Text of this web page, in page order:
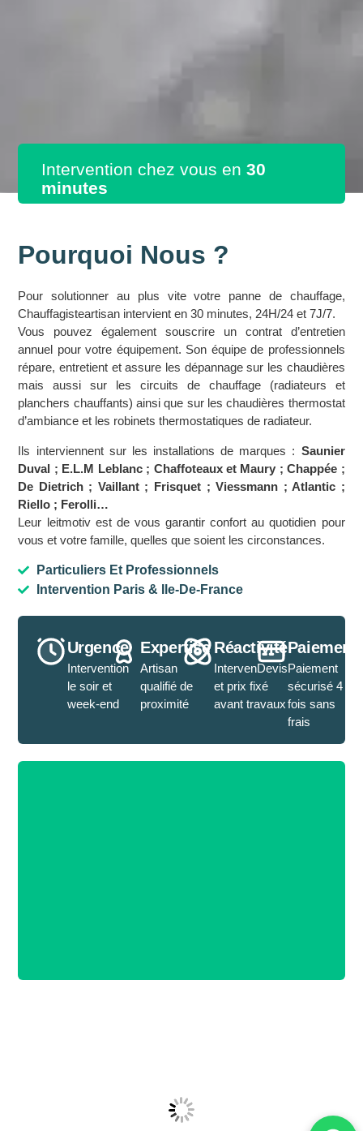
Intervention chez vous en 30
minutes
Pourquoi Nous ?
Pour solutionner au plus vite votre panne de chauffage,
Chauffagisteartisan intervient en 30 minutes, 24H/24 et 7J/7.
Vous pouvez également souscrire un contrat d’entretien
annuel pour votre équipement. Son équipe de professionnels
répare, entretient et assure les dépannage sur les chaudières
mais aussi sur les circuits de chauffage (radiateurs et
planchers chauffants) ainsi que sur les chaudières thermostat
d’ambiance et les robinets thermostatiques de radiateur.
Ils interviennent sur les installations de marques : Saunier
Duval ; E.L.M Leblanc ; Chaffoteaux et Maury ; Chappée ;
De Dietrich ; Vaillant ; Frisquet ; Viessmann ; Atlantic ;
Riello ; Ferolli…
Leur leitmotiv est de vous garantir confort au quotidien pour
vous et votre famille, quelles que soient les circonstances.
Particuliers Et Professionnels
Intervention Paris & Ile-De-France
Urgence
Intervention
le soir et
week-end
Expertise
Artisan
qualifié de
proximité
Réactivité
IntervenDevis
et prix fixé
avant travaux
Paiement
Paiement
sécurisé 4
fois sans
frais